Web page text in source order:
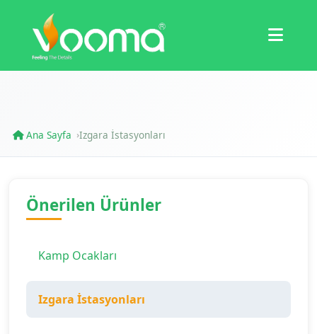
Sertifikalar
Vaka Çalışması
Ana Sayfa ›Izgara İstasyonları
Önerilen Ürünler
Kamp Ocakları
Izgara İstasyonları